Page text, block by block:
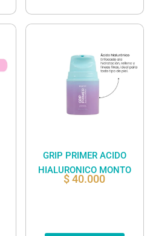
GRIP PRIMER ACIDO
HIALURONICO MONTO
$40.000